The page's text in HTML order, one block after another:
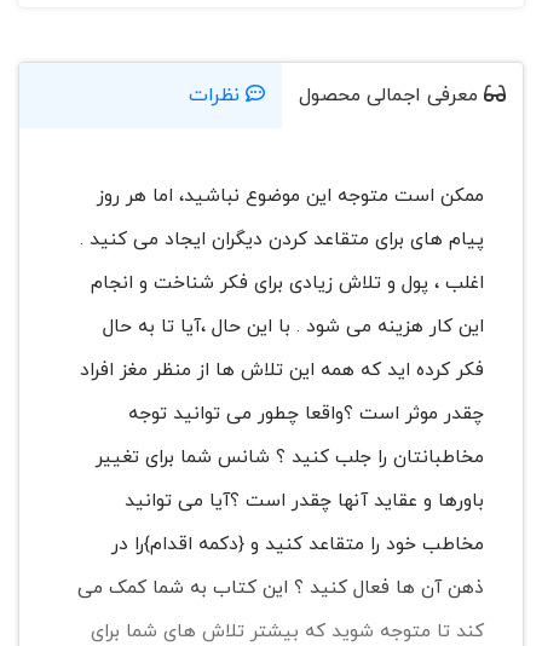
معرفی اجمالی محصول نظرات
ممکن است متوجه این موضوع نباشید، اما هر روز
پیام های برای متقاعد کردن دیگران ایجاد می کنید .
اغلب ، پول و تلاش زیادی برای فکر شناخت و انجام
این کار هزینه می شود . با این حال ،آیا تا به حال
فکر کرده اید که همه این تلاش ها از منظر مغز افراد
چقدر موثر است ؟واقعا چطور می توانید توجه
مخاطبانتان را جلب کنید ؟ شانس شما برای تغییر
باورها و عقاید آنها چقدر است ؟آیا می توانید
مخاطب خود را متقاعد کنید و {دکمه اقدام}را در
ذهن آن ها فعال کنید ؟ این کتاب به شما کمک می
کند تا متوجه شوید که بیشتر تلاش های شما برای